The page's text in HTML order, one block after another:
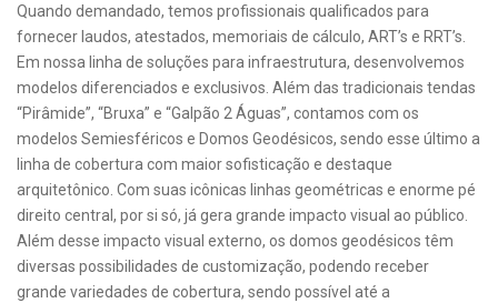
Quando demandado, temos profissionais qualificados para
fornecer laudos, atestados, memoriais de cálculo, ART’s e RRT’s.
Em nossa linha de soluções para infraestrutura, desenvolvemos
modelos diferenciados e exclusivos. Além das tradicionais tendas
“Pirâmide”, “Bruxa” e “Galpão 2 Águas”, contamos com os
modelos Semiesféricos e Domos Geodésicos, sendo esse último a
linha de cobertura com maior sofisticação e destaque
arquitetônico. Com suas icônicas linhas geométricas e enorme pé
direito central, por si só, já gera grande impacto visual ao público.
Além desse impacto visual externo, os domos geodésicos têm
diversas possibilidades de customização, podendo receber
grande variedades de cobertura, sendo possível até a